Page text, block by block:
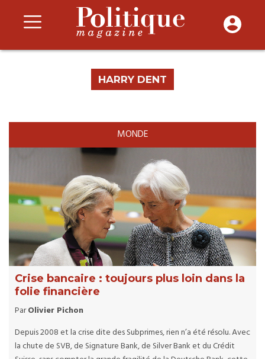
HARRY DENT
MONDE
Crise bancaire : toujours plus loin dans la
folie financière
ParOlivier Pichon
Depuis 2008 et la crise dite des Subprimes, rien n’a été résolu. Avec
la chute de SVB, de Signature Bank, de Silver Bank et du Crédit